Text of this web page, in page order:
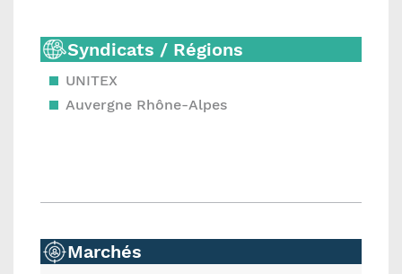
Syndicats / Régions
UNITEX
Auvergne Rhône-Alpes
Marchés